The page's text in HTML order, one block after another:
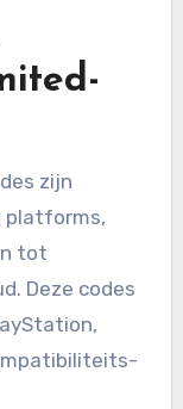
zijn
platforms,
tot
Deze codes